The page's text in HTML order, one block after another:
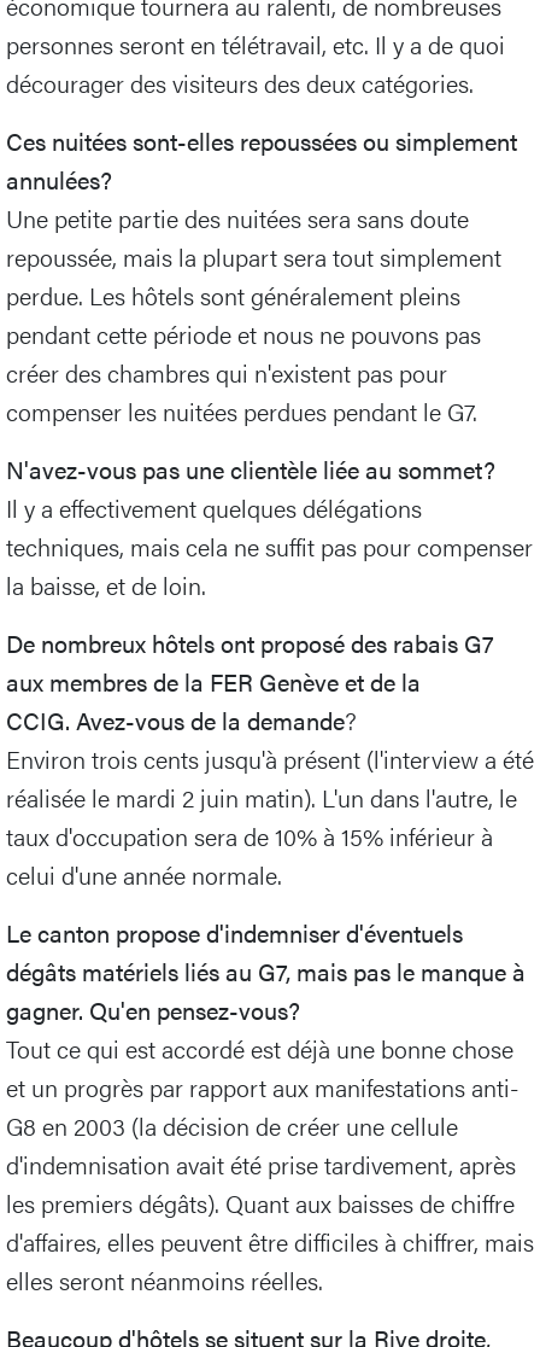
personnes seront en télétravail, etc. Il y a de quoi
décourager des visiteurs des deux catégories.
Ces nuitées sont-elles repoussées ou simplement
annulées?
Une petite partie des nuitées sera sans doute
repoussée, mais la plupart sera tout simplement
perdue. Les hôtels sont généralement pleins
pendant cette période et nous ne pouvons pas
créer des chambres qui n'existent pas pour
compenser les nuitées perdues pendant le G7.
N'avez-vous pas une clientèle liée au sommet?
Il y a effectivement quelques délégations
techniques, mais cela ne suffit pas pour compenser
la baisse, et de loin.
De nombreux hôtels ont proposé des rabais G7
aux membres de la FER Genève et de la
CCIG. Avez-vous de la demande?
Environ trois cents jusqu'à présent (l'interview a été
réalisée le mardi 2 juin matin). L'un dans l'autre, le
taux d'occupation sera de 10% à 15% inférieur à
celui d'une année normale.
Le canton propose d'indemniser d'éventuels
dégâts matériels liés au G7, mais pas le manque à
gagner. Qu'en pensez-vous?
Tout ce qui est accordé est déjà une bonne chose
et un progrès par rapport aux manifestations anti-
G8 en 2003 (la décision de créer une cellule
d'indemnisation avait été prise tardivement, après
les premiers dégâts). Quant aux baisses de chiffre
d'affaires, elles peuvent être difficiles à chiffrer, mais
elles seront néanmoins réelles.
Beaucoup d'hôtels se situent sur la Rive droite,